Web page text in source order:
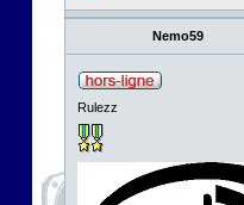
Nemo59
Rulezz